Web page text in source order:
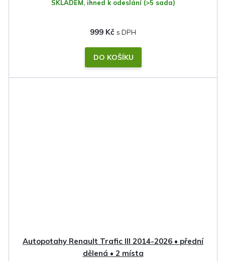
SKLADEM, ihned k odeslání (>5 sada)
999 Kč
DO KOŠÍKU
Autopotahy Renault Trafic III 2014-2026 • přední
dělená • 2 místa